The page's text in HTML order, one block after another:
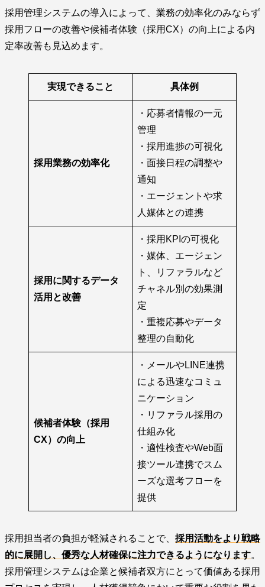
採用管理システムの導入によって、業務の効率化のみならず
採用フローの改善や候補者体験（採用CX）の向上による内
定率改善も見込めます。
実現できること 具体例
採用業務の効率化
・応募者情報の一元
管理
・採用進捗の可視化
・面接日程の調整や
通知
・エージェントや求
人媒体との連携
採用に関するデータ
活用と改善
・採用KPIの可視化
・媒体、エージェン
ト、リファラルなど
チャネル別の効果測
定
・重複応募やデータ
整理の自動化
候補者体験（採用
CX）の向上
・メールやLINE連携
による迅速なコミュ
ニケーション
・リファラル採用の
仕組み化
・適性検査やWeb面
接ツール連携でスム
ーズな選考フローを
提供
採用担当者の負担が軽減されることで、 採用活動をより戦略
的に展開し、優秀な人材確保に注力できるようになります。
採用管理システムは企業と候補者双方にとって価値ある採用